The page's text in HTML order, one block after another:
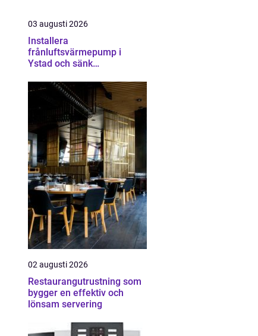
03 augusti 2026
Installera
frånluftsvärmepump i
Ystad och sänk
02 augusti 2026
Restaurangutrustning som
bygger en effektiv och
lönsam servering